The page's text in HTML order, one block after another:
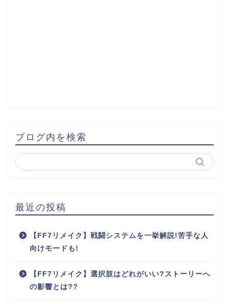
ブログ内を検索
最近の投稿
【FF7リメイク】戦闘システムを一挙解説!苦手な人
向けモードも!
【FF7リメイク】選択肢はどれがいい?ストーリーへ
の影響とは??